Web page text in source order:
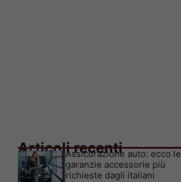
Articoli recenti
Assicurazione auto: ecco le
garanzie accessorie più
richieste dagli italiani